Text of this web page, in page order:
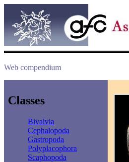
Web compendium
Classes
Bivalvia
Cephalopoda
Gastropoda
Polyplacophora
Scaphopoda